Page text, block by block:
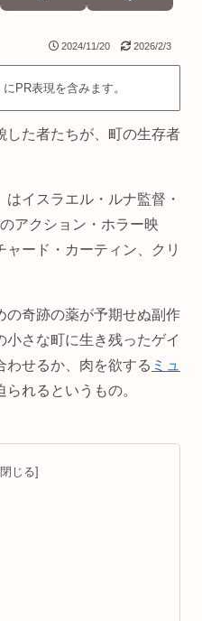
2024/11/20 2026/2/3
PR表現を含みます。
した者たちが、町の生存者
はイスラエル・ルナ監督・
アクション・ホラー映
ード・カーティン、クリ
の奇跡の薬が予期せぬ副作
小さな町に生き残ったゲイ
わせるか、肉を欲する ミュ
れるというもの。